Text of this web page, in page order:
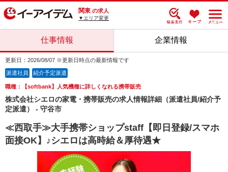
関東 の求人
▼エリア変更
仕事情報 企業情報
更新日：2026/08/07 ※更新日時点の最新情報です
派遣社員 紹介予定派遣
職種：【softbank】人気機種に詳しくなれる携帯販売
株式会社シエロの家電・携帯販売の求人情報詳細（派遣社員/紹介予
定派遣） - 守谷市
≪西取手≫大手携帯ショップstaff【即日登録/スマホ
面接OK】♪シエロは高時給＆厚待遇★